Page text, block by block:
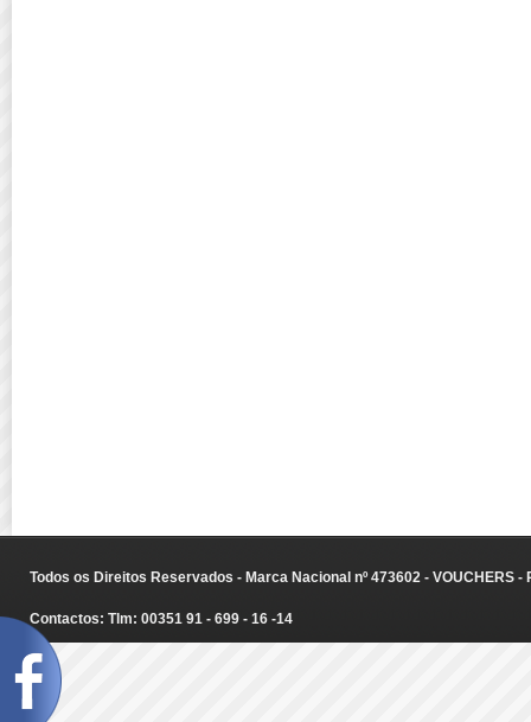
Todos os Direitos Reservados - Marca Nacional nº 473602 - VOUCHERS
Contactos: Tlm: 00351 91 - 699 - 16 -14